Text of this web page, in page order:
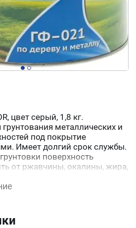
цвет серый, 1,8 кг.
металлических и
под покрытие
Имеет долгий срок службы.
поверхность
от ржавчины, окалины, жира,
уайт-спиритом и